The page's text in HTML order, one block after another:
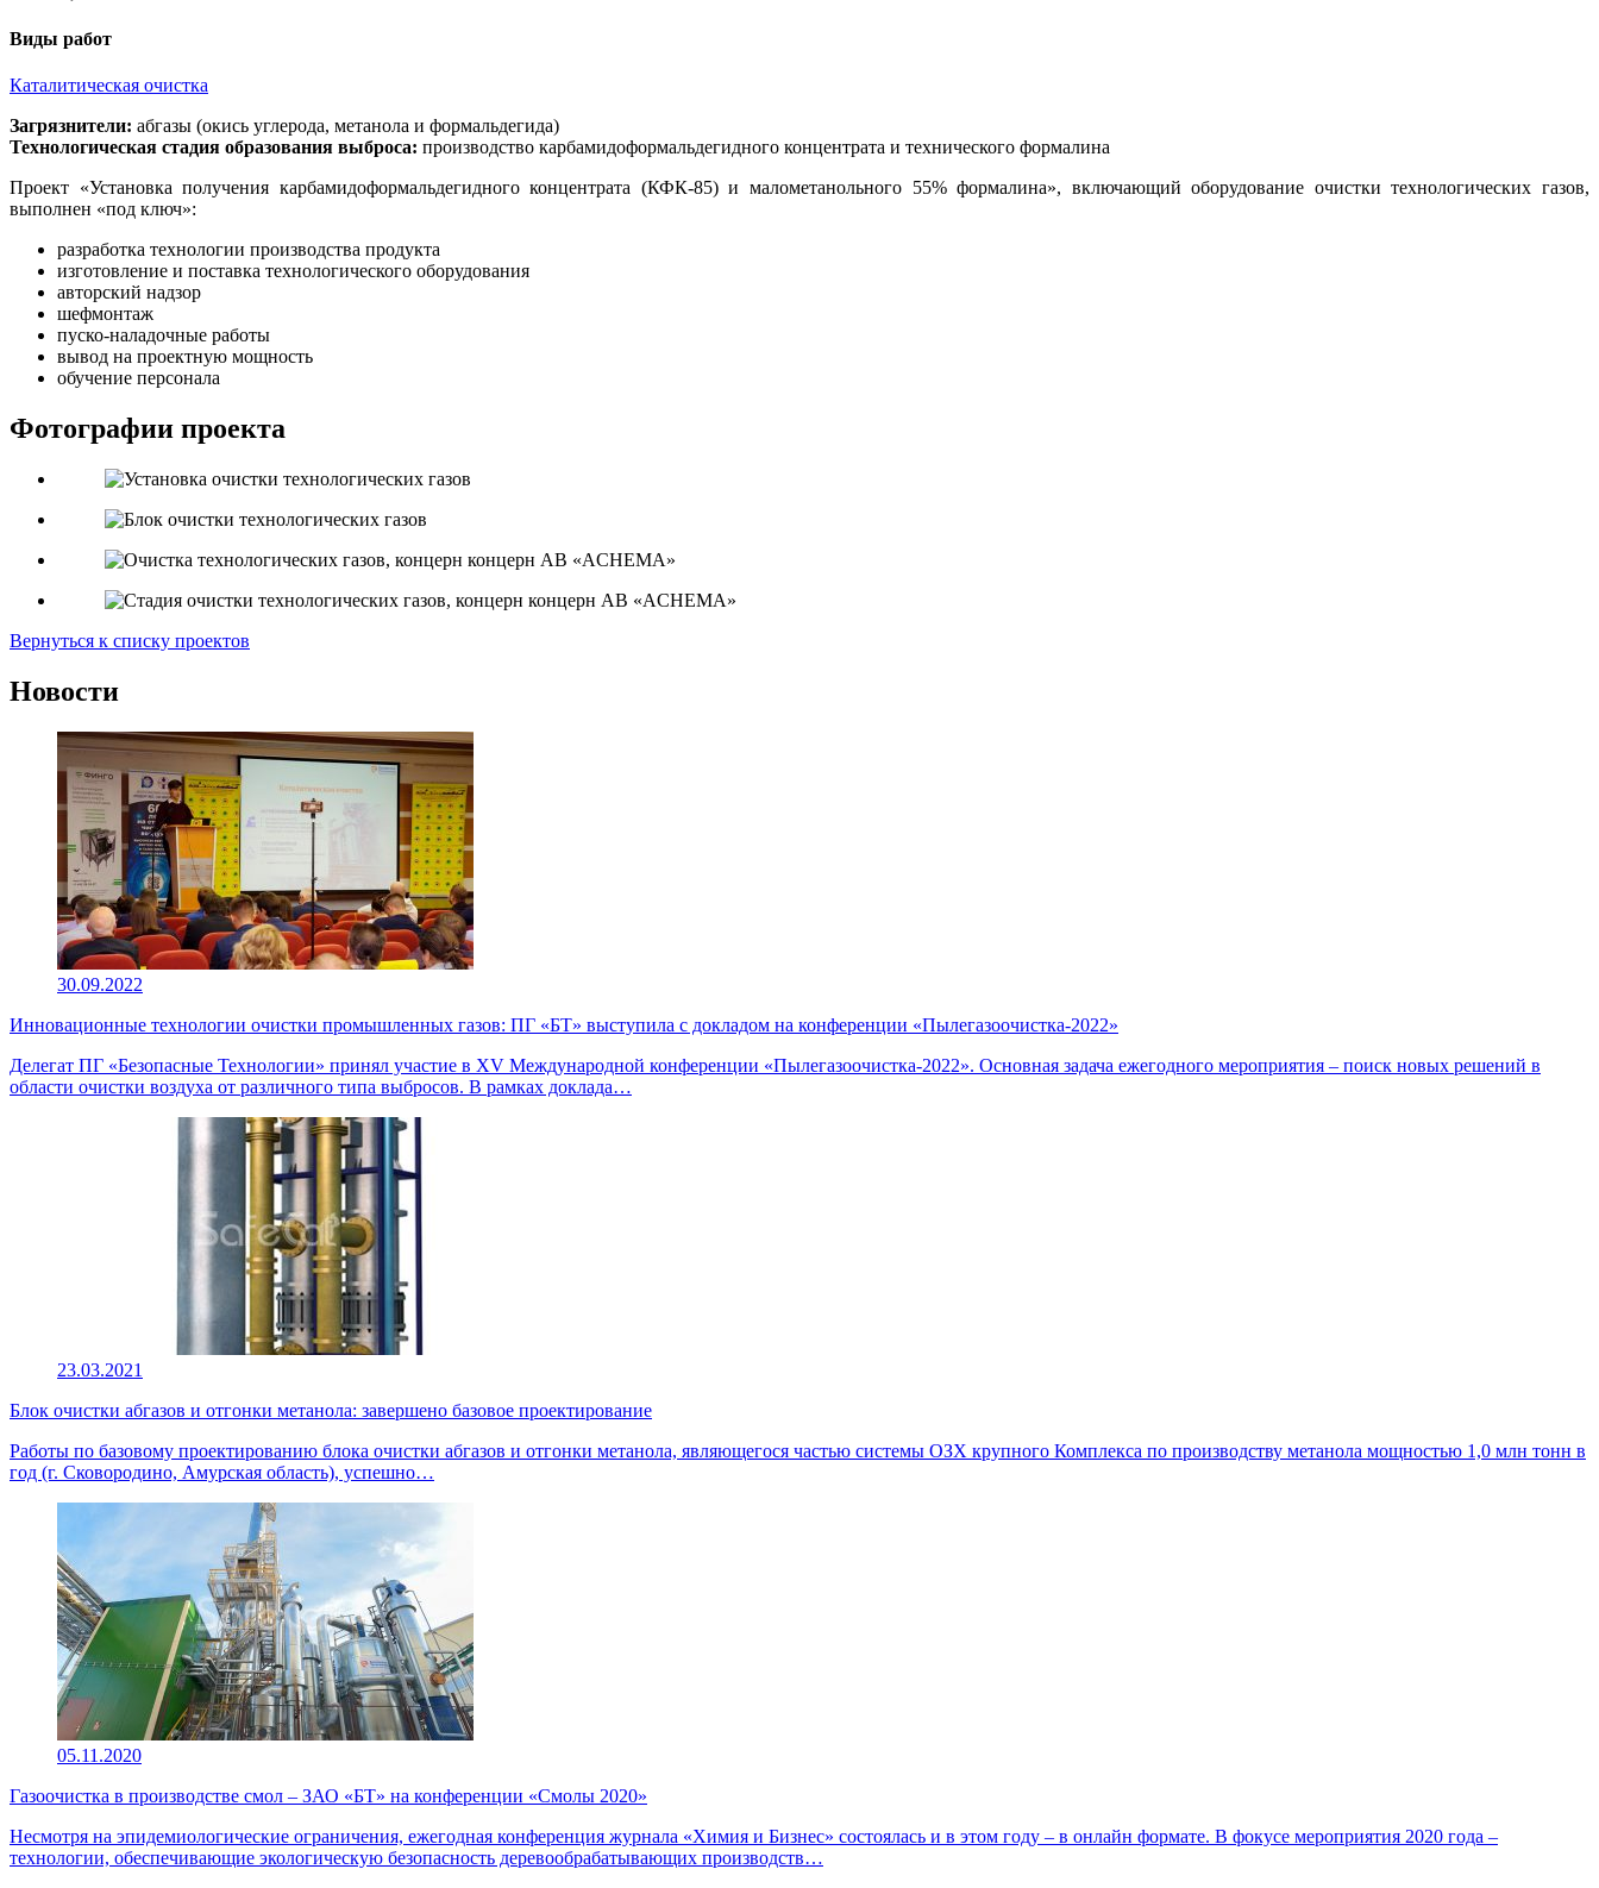
Виды работ
Каталитическая очистка
Загрязнители: абгазы (окись углерода, метанола и формальдегида)
Технологическая стадия образования выброса: производство карбамидоформальдегидного концентрата и технического формалина
Проект «Установка получения карбамидоформальдегидного концентрата (КФК-85) и малометанольного 55% формалина», включающий оборудование очистки технологических газов,
выполнен «под ключ»:
разработка технологии производства продукта
изготовление и поставка технологического оборудования
авторский надзор
шефмонтаж
пуско-наладочные работы
вывод на проектную мощность
обучение персонала
Фотографии проекта
Вернуться к списку проектов
Новости
30.09.2022
Инновационные технологии очистки промышленных газов: ПГ «БТ» выступила с докладом на конференции «Пылегазоочистка-2022»
Делегат ПГ «Безопасные Технологии» принял участие в XV Международной конференции «Пылегазоочистка-2022». Основная задача ежегодного мероприятия – поиск новых решений в
области очистки воздуха от различного типа выбросов. В рамках доклада…
23.03.2021
Блок очистки абгазов и отгонки метанола: завершено базовое проектирование
Работы по базовому проектированию блока очистки абгазов и отгонки метанола, являющегося частью системы ОЗХ крупного Комплекса по производству метанола мощностью 1,0 млн тонн в
год (г. Сковородино, Амурская область), успешно…
05.11.2020
Газоочистка в производстве смол – ЗАО «БТ» на конференции «Смолы 2020»
Несмотря на эпидемиологические ограничения, ежегодная конференция журнала «Химия и Бизнес» состоялась и в этом году – в онлайн формате. В фокусе мероприятия 2020 года –
технологии, обеспечивающие экологическую безопасность деревообрабатывающих производств…